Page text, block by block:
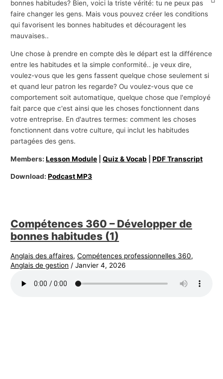
bonnes habitudes? Bien, voici la triste vérité: tu ne peux pas
faire changer les gens. Mais vous pouvez créer les conditions
qui favorisent les bonnes habitudes et découragent les
mauvaises..
Une chose à prendre en compte dès le départ est la différence
entre les habitudes et la simple conformité.. je veux dire,
voulez-vous que les gens fassent quelque chose seulement si
et quand leur patron les regarde? Ou voulez-vous que ce
comportement soit automatique, quelque chose que l'employé
fait parce que c'est ainsi que les choses fonctionnent dans
votre entreprise. En d'autres termes: comment les choses
fonctionnent dans votre culture, qui inclut les habitudes
partagées des gens.
Members:Lesson Module |Quiz & Vocab |PDF Transcript
Download:Podcast MP3
Compétences 360 – Développer de
bonnes habitudes (1)
Anglais des affaires,Compétences professionnelles 360,
Anglais de gestion /Janvier 4, 2026